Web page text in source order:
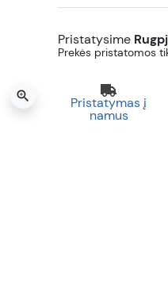
zoom_in
Pristatysime
Prekės pristatomos
Pristatymas į
namus